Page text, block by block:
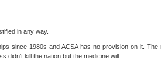
in any way.
since 1980s and ACSA has no provision on it.
didn’t kill the nation but the medicine will.